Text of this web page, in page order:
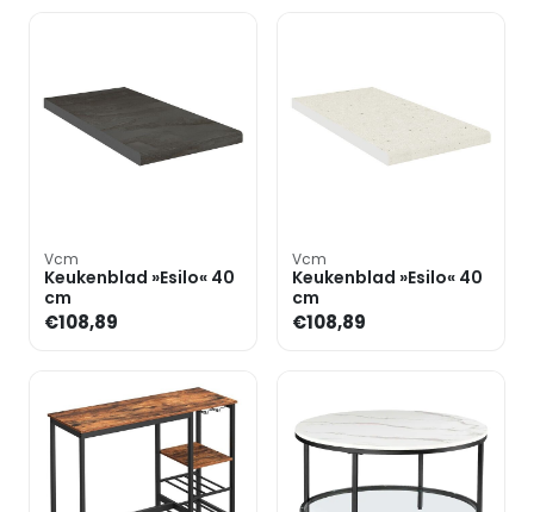
Vcm
Keukenblad »Esilo« 40
cm
€108,89
Vcm
Keukenblad »Esilo« 40
cm
€108,89